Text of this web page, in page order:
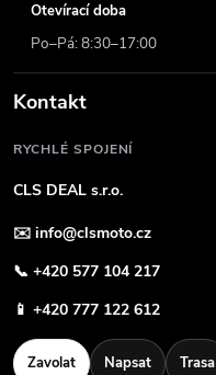
Otevírací doba
Po–Pá: 8:30–17:00
Kontakt
RYCHLÉ SPOJENÍ
CLS DEAL s.r.o.
✉️ info@clsmoto.cz
📞 +420 577 104 217
📱 +420 777 122 612
Zavolat Napsat Trasa